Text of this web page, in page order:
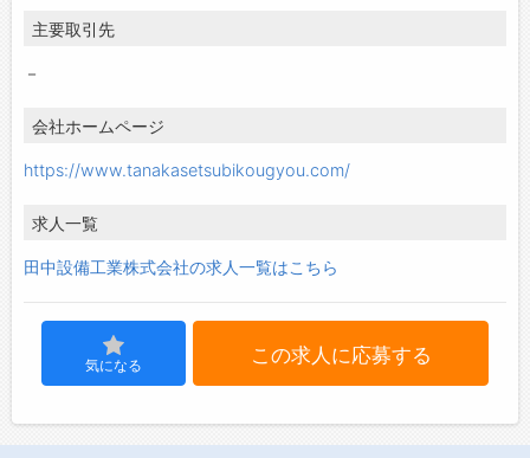
主要取引先
－
会社ホームページ
https://www.tanakasetsubikougyou.com/
求人一覧
田中設備工業株式会社の求人一覧はこちら
気になる この求人に応募する